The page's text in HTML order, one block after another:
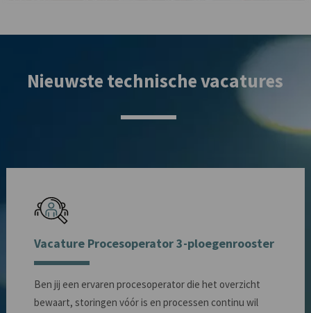
Nieuwste technische vacatures
Vacature Procesoperator 3-ploegenrooster
Ben jij een ervaren procesoperator die het overzicht
bewaart, storingen vóór is en processen continu wil